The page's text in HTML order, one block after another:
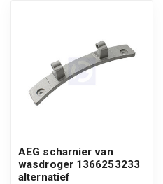
AEG scharnier van
wasdroger 1366253233
alternatief